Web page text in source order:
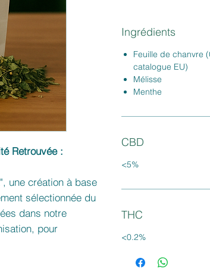
Retrouvée :
une création à base
sélectionnée du
dans notre
pour
Ingrédients
Feuille de chanvre
catalogue EU)
Mélisse
Menthe
CBD
<5%
THC
<0.2%